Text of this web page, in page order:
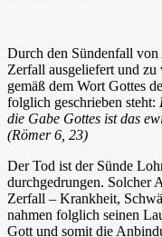
Durch den Sündenfall
Zerfall ausgeliefert und
gemäß dem Wort Gottes
folglich geschrieben steht:
die Gabe Gottes ist das
(Römer 6, 23)
Der Tod ist der Sünde
durchgedrungen. Solcher
Zerfall – Krankheit,
nahmen folglich seinen
Gott und somit die